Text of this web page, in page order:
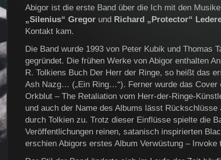
Abigor ist die erste Band über die Ich mit den
„Silenius“ Gregorund Richard „Protector“
Kontakt kam.
Die Band wurde 1993 von Peter Kubik und Thomas
gegründet. Die frühen Werke von Abigor enthalten
R. Tolkiens Buch Der Herr der Ringe, so heißt das
Ash Nazg… („Ein Ring…“). Ferner wurde das Cover
Orkblut – The Retaliation vom Herr-der-Ringe-
und auch der Name des Albums lässt Rückschlüsse
durch Tolkien zu. Trotz dieser Einflüsse spielte die
Veröffentlichungen reinen, satanisch inspirierten
erschien Abigors erstes Album Verwüstung – Invoke